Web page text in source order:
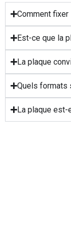
Comment fixer
Est-ce que la
La plaque
Quels formats
La plaque